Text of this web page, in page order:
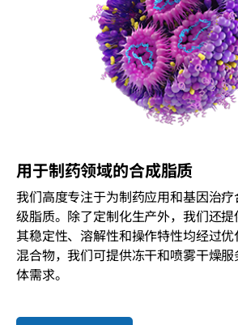
用于制药领域的合成脂质
我们高度专注于为制药应用和基因治
级脂质。除了定制化生产外，我们还提
其稳定性、溶解性和操作特性均经过
混合物，我们可提供冻干和喷雾干燥
体需求。